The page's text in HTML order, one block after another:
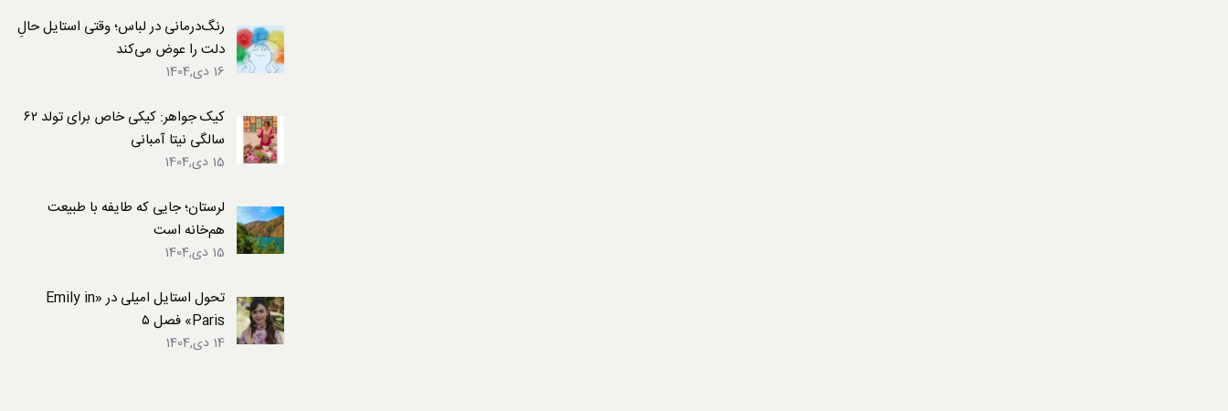
رنگ‌درمانی در لباس؛ وقتی استایل حالِ
دلت را عوض می‌کند
16 دی,1404
کیک جواهر: کیکی خاص برای تولد ۶۲
سالگی نیتا آمبانی
15 دی,1404
لرستان؛ جایی که طایفه با طبیعت
هم‌خانه است
15 دی,1404
تحول استایل امیلی در «Emily in
Paris» فصل ۵
14 دی,1404